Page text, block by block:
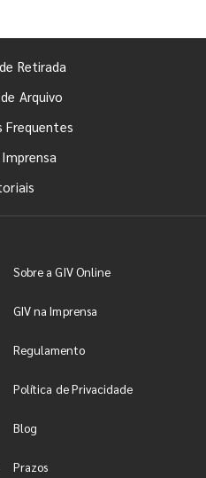
Retirada
Arquivo
Frequentes
Sobre a GIV Online
GIV na Imprensa
Regulamento
Política de Privacidade
Blog
Prazos